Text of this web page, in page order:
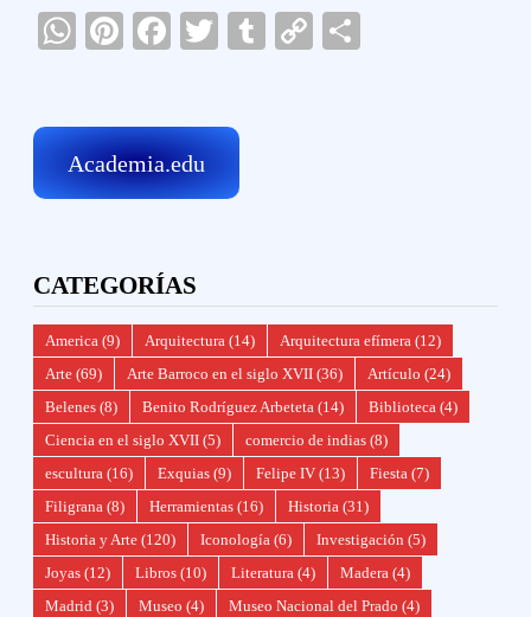
WhatsApp
Pinterest
Facebook
TwitterTumblr
Copy
Academia.edu
CATEGORÍAS
America (9) Arquitectura (14) Arquitectura efímera (12)
Arte (69) Arte Barroco en el siglo XVII (36) Artículo (24)
Belenes (8) Benito Rodríguez Arbeteta (14) Biblioteca (4)
Ciencia en el siglo XVII (5) comercio de indias (8)
escultura (16) Exquias (9) Felipe IV (13) Fiesta (7)
Filigrana (8) Herramientas (16) Historia (31)
Historia y Arte (120) Iconología (6) Investigación (5)
Joyas (12) Libros (10) Literatura (4) Madera (4)
Madrid (3) Museo (4) Museo Nacional del Prado (4)